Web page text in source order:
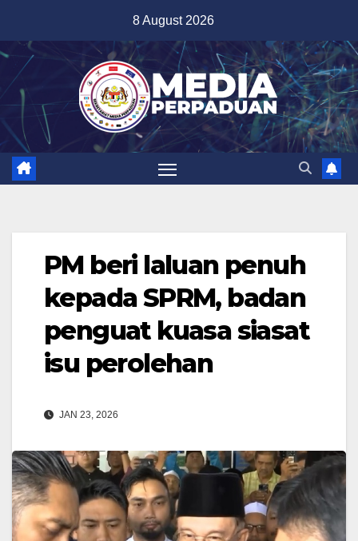
content
8 August 2026
PM beri laluan penuh
kepada SPRM, badan
penguat kuasa siasat
isu perolehan
JAN 23, 2026